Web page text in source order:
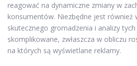
reagować na dynamiczne zmiany w
konsumentów. Niezbędne jest również
skutecznego gromadzenia i analizy
skomplikowane, zwłaszcza w obliczu
na których są wyświetlane reklamy.